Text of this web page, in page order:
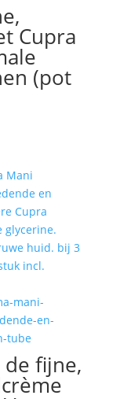
Cupra
(pot
Mani
en
Cupra
glycerine.
huid. bij 3
incl.
fijne,